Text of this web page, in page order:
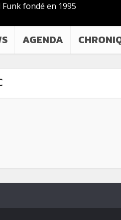
fondé en 1995
AGENDA